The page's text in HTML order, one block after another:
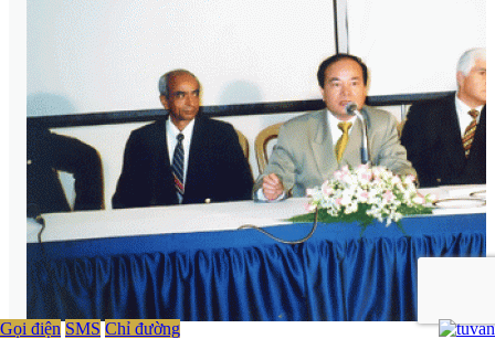
Gọi điện SMS Chỉ đường